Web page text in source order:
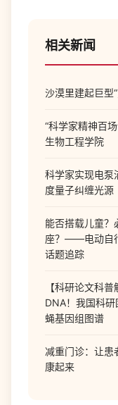
相关新闻
沙漠里建起巨型
“科学家精神百
生物工程学院
科学家实现电泵
度量子纠缠光源
能否搭载儿童？
座？——电动自
话题追踪
【科研论文科
DNA！我国科
蝇基因组图谱
减重门诊：让患
康起来